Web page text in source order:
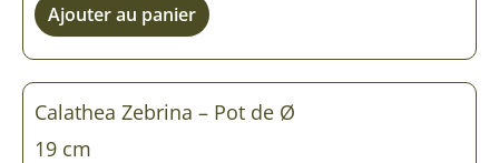
Ajouter au panier
Calathea Zebrina – Pot de Ø
19 cm